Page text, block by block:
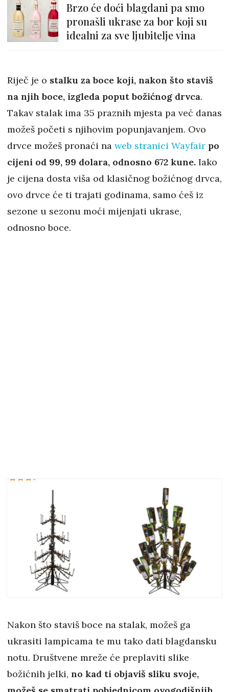
Brzo će doći blagdani pa smo
pronašli ukrase za bor koji su
idealni za sve ljubitelje vina
Riječ je o stalku za boce koji, nakon što staviš
na njih boce, izgleda poput božićnog drvca.
Takav stalak ima 35 praznih mjesta pa već danas
možeš početi s njihovim popunjavanjem. Ovo
drvce možeš pronaći na web stranici Wayfair po
cijeni od 99, 99 dolara, odnosno 672 kune. Iako
je cijena dosta viša od klasičnog božićnog drvca,
ovo drvce će ti trajati godinama, samo ćeš iz
sezone u sezonu moći mijenjati ukrase,
odnosno boce.
Nakon što staviš boce na stalak, možeš ga
ukrasiti lampicama te mu tako dati blagdansku
notu. Društvene mreže će preplaviti slike
božićnih jelki, no kad ti objaviš sliku svoje,